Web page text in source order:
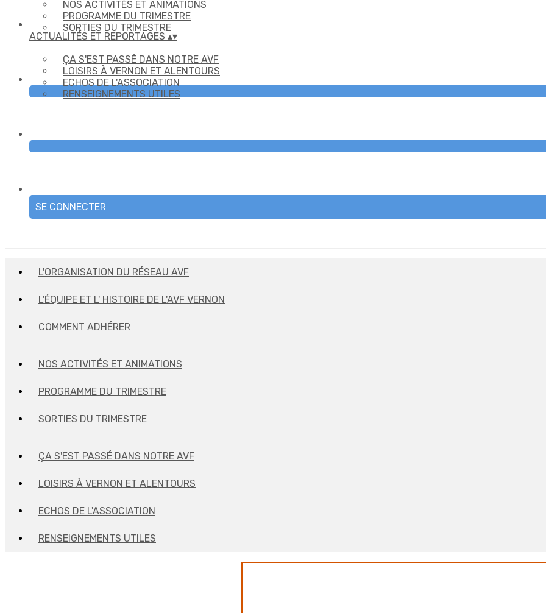
NOS ACTIVITÉS ET ANIMATIONS
PROGRAMME DU TRIMESTRE
SORTIES DU TRIMESTRE
ACTUALITÉS ET REPORTAGES▴▾
ÇA S'EST PASSÉ DANS NOTRE AVF
LOISIRS À VERNON ET ALENTOURS
ECHOS DE L'ASSOCIATION
RENSEIGNEMENTS UTILES
SE CONNECTER
L'ORGANISATION DU RÉSEAU AVF
L'ÉQUIPE ET L' HISTOIRE DE L'AVF VERNON
COMMENT ADHÉRER
NOS ACTIVITÉS ET ANIMATIONS
PROGRAMME DU TRIMESTRE
SORTIES DU TRIMESTRE
ÇA S'EST PASSÉ DANS NOTRE AVF
LOISIRS À VERNON ET ALENTOURS
ECHOS DE L'ASSOCIATION
RENSEIGNEMENTS UTILES